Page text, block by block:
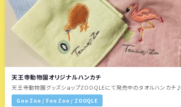
天王寺動物園オリジナルハンカチ
天王寺動物園グッズショップZOOQLEにて発売中のタオルハンカチ♪
Goo Zoo / Foo Zoo / ZOOQLE